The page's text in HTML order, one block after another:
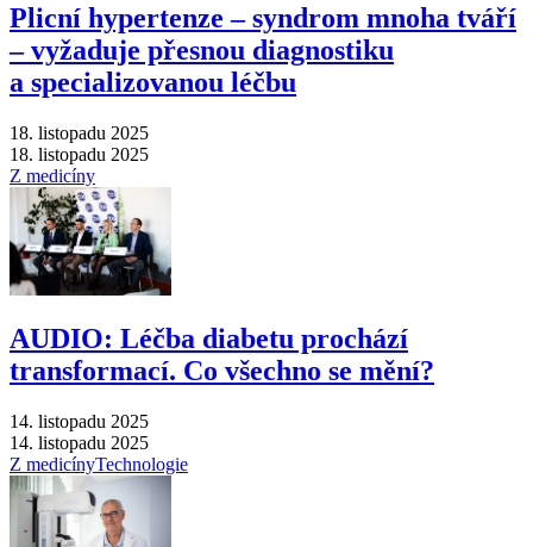
Plicní hypertenze –⁠ syndrom mnoha tváří
–⁠ vyžaduje přesnou diagnostiku
a specializovanou léčbu
18. listopadu 2025
18. listopadu 2025
Z medicíny
AUDIO: Léčba diabetu prochází
transformací. Co všechno se mění?
14. listopadu 2025
14. listopadu 2025
Z medicínyTechnologie